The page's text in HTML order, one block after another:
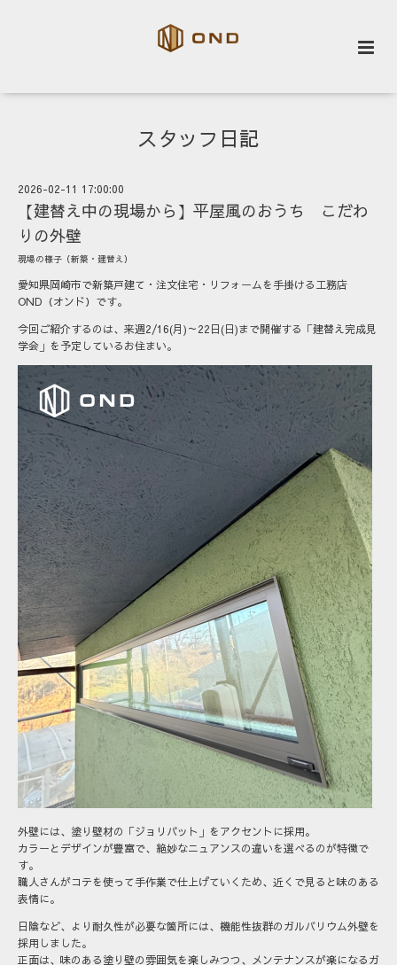
スタッフ日記
2026-02-11 17:00:00
【建替え中の現場から】平屋風のおうち こだわ
りの外壁
現場の様子（新築・建替え）
愛知県岡崎市で新築戸建て・注文住宅・リフォームを手掛ける工務店
OND（オンド）です。
今回ご紹介するのは、来週2/16(月)～22日(日)まで開催する「建替え完成見
学会」を予定しているお住まい。
外壁には、塗り壁材の「ジョリパット」をアクセントに採用。
カラーとデザインが豊富で、絶妙なニュアンスの違いを選べるのが特徴で
す。
職人さんがコテを使って手作業で仕上げていくため、近くで見ると味のある
表情に。
日陰など、より耐久性が必要な箇所には、機能性抜群のガルバリウム外壁を
採用しました。
正面は、味のある塗り壁の雰囲気を楽しみつつ、メンテナンスが楽になるガ